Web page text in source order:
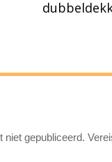
niet gepubliceerd.